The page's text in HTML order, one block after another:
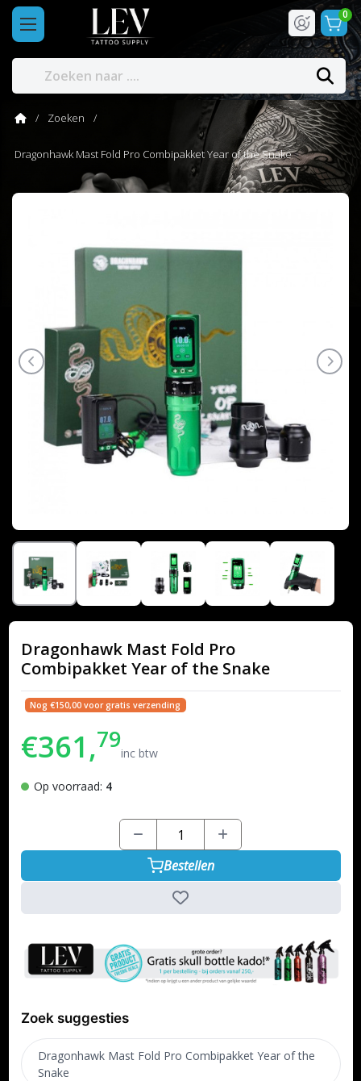
0
Zoeken
Dragonhawk Mast Fold Pro Combipakket Year of the Snake
Dragonhawk Mast Fold Pro
Combipakket Year of the Snake
Nog €150,00 voor gratis verzending
€361,79inc btw
Op voorraad: 4
Bestellen
Zoek suggesties
Dragonhawk Mast Fold Pro Combipakket Year of the
Snake